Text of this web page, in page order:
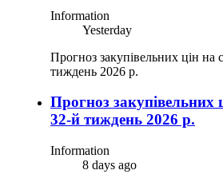
Information
Yesterday
Прогноз закупівельних цін на
тиждень 2026 р.
Прогноз закупівельних
32-й тиждень 2026 р.
Information
8 days ago